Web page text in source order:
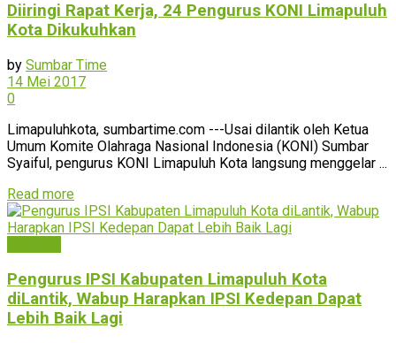
Diiringi Rapat Kerja, 24 Pengurus KONI Limapuluh
Kota Dikukuhkan
by Sumbar Time
14 Mei 2017
0
Limapuluhkota, sumbartime.com ---Usai dilantik oleh Ketua
Umum Komite Olahraga Nasional Indonesia (KONI) Sumbar
Syaiful, pengurus KONI Limapuluh Kota langsung menggelar ...
Read more
Pengurus IPSI Kabupaten Limapuluh Kota
diLantik, Wabup Harapkan IPSI Kedepan Dapat
Lebih Baik Lagi